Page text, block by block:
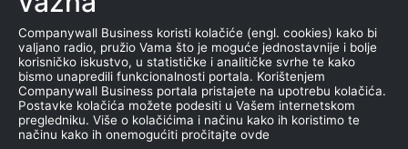
Companywall Business koristi kolačiće (engl. cookies) kako bi
valjano radio, pružio Vama što je moguće jednostavnije i bolje
korisničko iskustvo, u statističke i analitičke svrhe te kako
bismo unapredili funkcionalnosti portala. Korištenjem
Companywall Business portala pristajete na upotrebu kolačića.
Postavke kolačića možete podesiti u Vašem internetskom
pregledniku. Više o kolačićima i načinu kako ih koristimo te
načinu kako ih onemogućiti pročitajte ovde